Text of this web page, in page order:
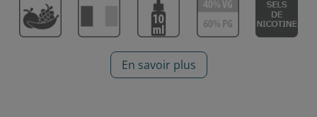
En savoir plus